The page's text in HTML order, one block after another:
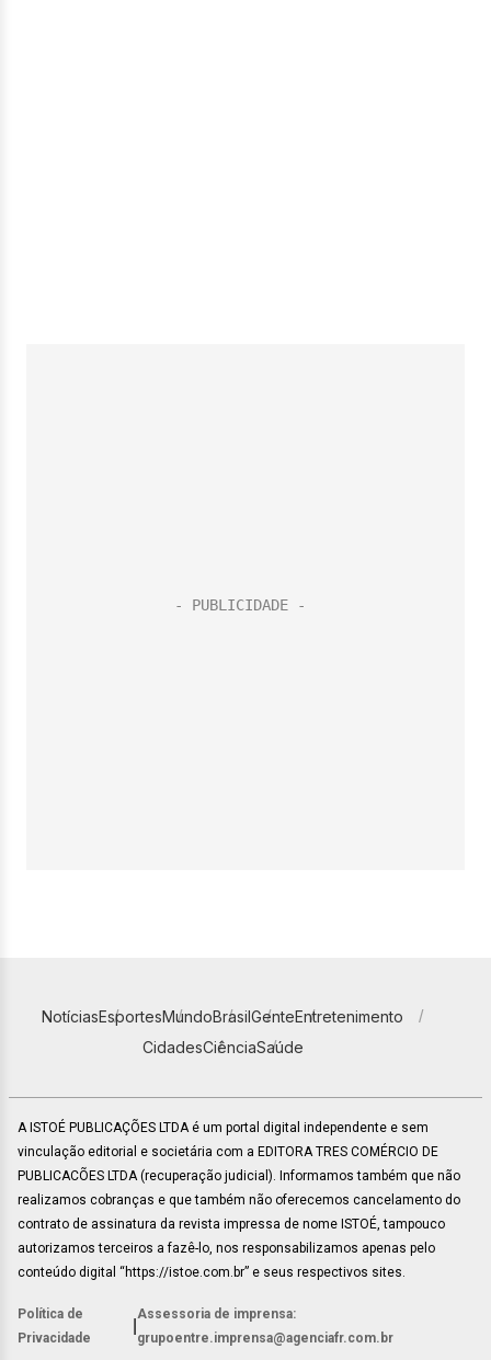
NotíciasEsportesMundoBrasilGenteEntretenimento
CidadesCiênciaSaúde
A ISTOÉ PUBLICAÇÕES LTDA é um portal digital independente e sem
vinculação editorial e societária com a EDITORA TRES COMÉRCIO DE
PUBLICACÕES LTDA (recuperação judicial). Informamos também que não
realizamos cobranças e que também não oferecemos cancelamento do
contrato de assinatura da revista impressa de nome ISTOÉ, tampouco
autorizamos terceiros a fazê-lo, nos responsabilizamos apenas pelo
conteúdo digital “https://istoe.com.br” e seus respectivos sites.
Política de
Privacidade
Assessoria de imprensa:
grupoentre.imprensa@agenciafr.com.br